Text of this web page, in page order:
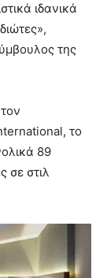
ιδανικά
της
το
89
σε στιλ